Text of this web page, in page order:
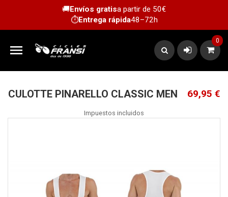
🚚Envíos gratisa partir de 50€
⏱️Entrega rápida48–72h

0
CULOTTE PINARELLO CLASSIC MEN 69,95 €
Impuestos incluidos